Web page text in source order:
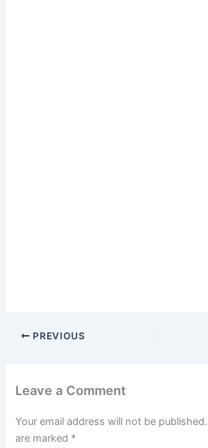
PREVIOUS
Leave a Comment
Your email address will not be published.
are marked *